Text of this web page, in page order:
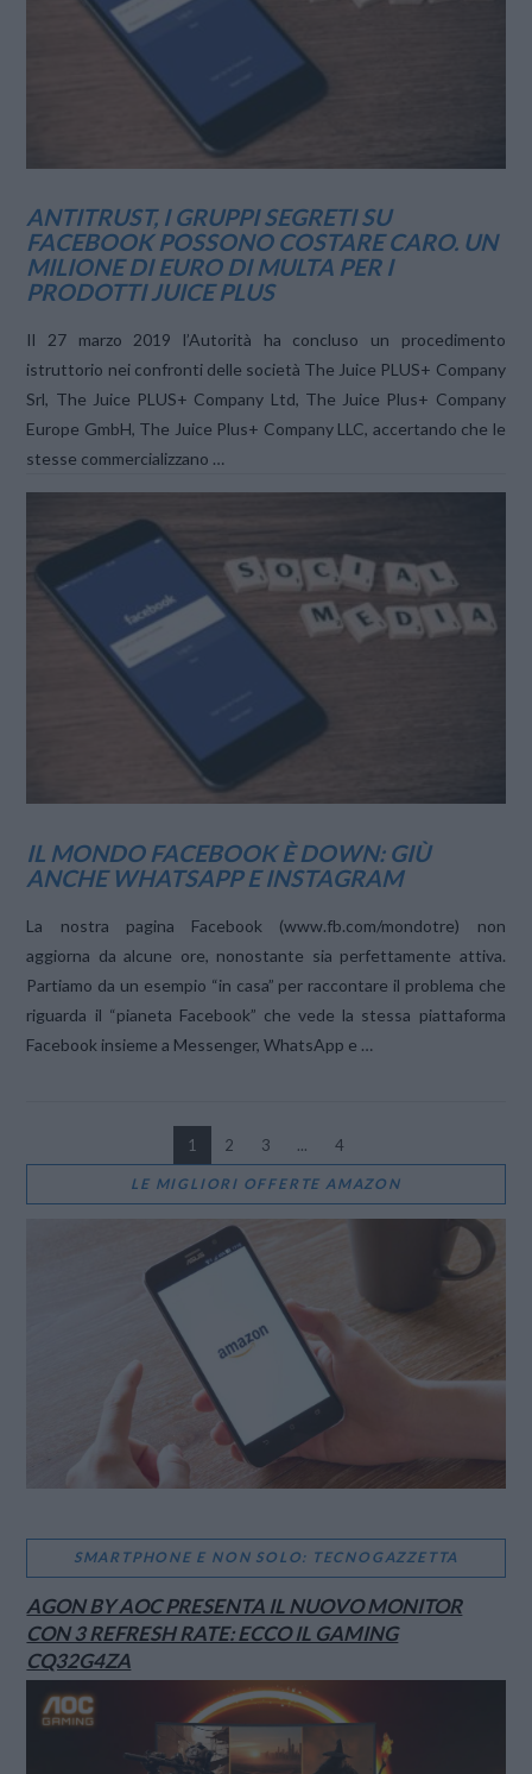
VIEW POST
ANTITRUST, I GRUPPI SEGRETI SU
FACEBOOK POSSONO COSTARE CARO. UN
MILIONE DI EURO DI MULTA PER I
PRODOTTI JUICE PLUS
Il 27 marzo 2019 l’Autorità ha concluso un procedimento
istruttorio nei confronti delle società The Juice PLUS+ Company
Srl, The Juice PLUS+ Company Ltd, The Juice Plus+ Company
Europe GmbH, The Juice Plus+ Company LLC, accertando che le
stesse commercializzano …
VIEW POST
IL MONDO FACEBOOK È DOWN: GIÙ
ANCHE WHATSAPP E INSTAGRAM
La nostra pagina Facebook (www.fb.com/mondotre) non
aggiorna da alcune ore, nonostante sia perfettamente attiva.
Partiamo da un esempio “in casa” per raccontare il problema che
riguarda il “pianeta Facebook” che vede la stessa piattaforma
Facebook insieme a Messenger, WhatsApp e …
1 2 3 ... 4
LE MIGLIORI OFFERTE AMAZON
SMARTPHONE E NON SOLO: TECNOGAZZETTA
AGON BY AOC PRESENTA IL NUOVO MONITOR
CON 3 REFRESH RATE: ECCO IL GAMING
CQ32G4ZA